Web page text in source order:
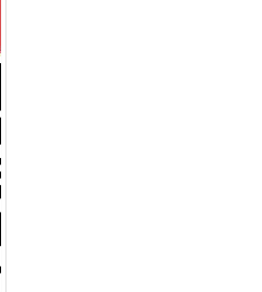
的写字楼不火才怪-重庆爱问
金公司
万
园新区_新浪博客
日被诉--中国广播网中央人
咨询,南岸联
庆频道_凤凰网
-挑战杯
标网_重庆市招标
区中心位置,-重庆爱问分
（图）-导购-重庆
将开盘可办卡,重庆南岸茶
务_银行直投办理_银行直投公